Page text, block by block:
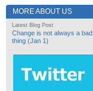
MORE ABOUT US
Latest Blog Post
Change is not always a bad
thing (Jan 1)